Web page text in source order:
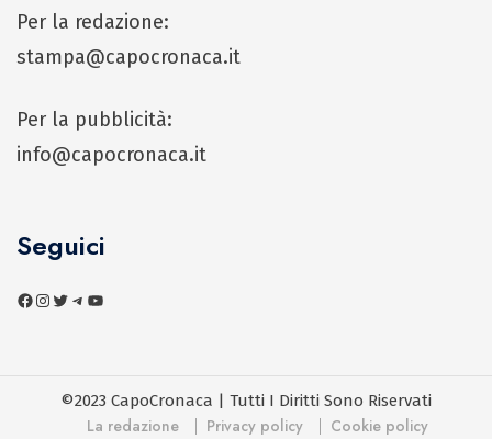
Per la redazione:
stampa@capocronaca.it
Per la pubblicità:
info@capocronaca.it
Seguici
©2023 CapoCronaca | Tutti I Diritti Sono Riservati
La redazione Privacy policy Cookie policy